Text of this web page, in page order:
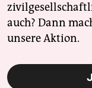
auch? Dann
unsere Aktion.